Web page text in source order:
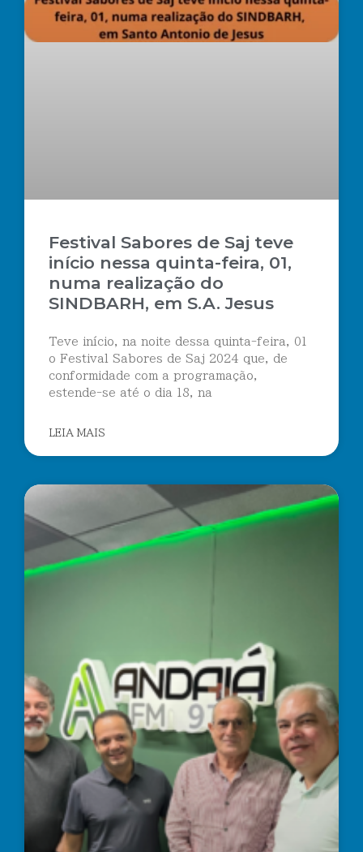
Festival Sabores de Saj teve
início nessa quinta-feira, 01,
numa realização do
SINDBARH, em S.A. Jesus
Teve início, na noite dessa quinta-feira, 01
o Festival Sabores de Saj 2024 que, de
conformidade com a programação,
estende-se até o dia 18, na
LEIA MAIS